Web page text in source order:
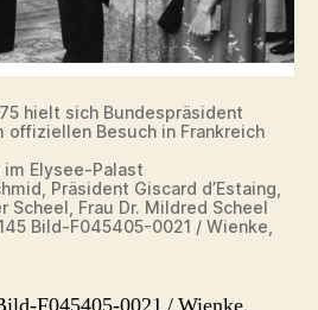
hielt sich Bundespräsident
offiziellen Besuch in Frankreich
im Elysee-Palast
Präsident Giscard d’Estaing,
Scheel, Frau Dr. Mildred Scheel
Bild-F045405-0021 / Wienke,